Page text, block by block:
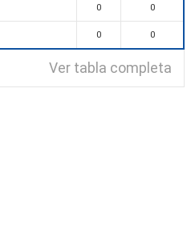
0 0
0 0
Ver tabla completa